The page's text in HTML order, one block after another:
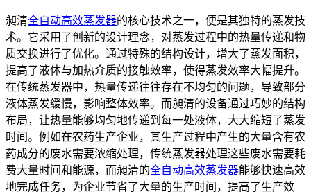
昶清全自动高效蒸发器的核心技术之一，便是其独特的蒸发技
术。它采用了创新的设计理念，对蒸发过程中的热量传递和物
质交换进行了优化。通过特殊的结构设计，增大了蒸发面积，
提高了液体与加热介质的接触效率，使得蒸发效率大幅提升。
在传统蒸发器中，热量传递往往存在不均匀的问题，导致部分
液体蒸发缓慢，影响整体效率。而昶清的设备通过巧妙的结构
布局，让热量能够均匀地传递到每一处液体，大大缩短了蒸发
时间。例如在农药生产企业，其生产过程中产生的大量含有农
药成分的废水需要浓缩处理，传统蒸发器处理这些废水需要耗
费大量时间和能源，而昶清的全自动高效蒸发器能够快速高效
地完成任务，为企业节省了大量的生产时间，提高了生产效